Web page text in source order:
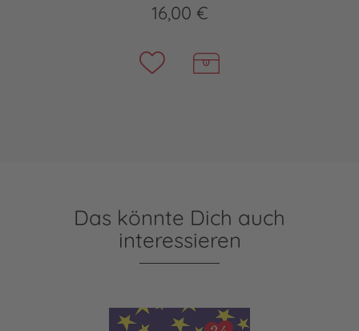
16,00 €
Das könnte Dich auch
interessieren